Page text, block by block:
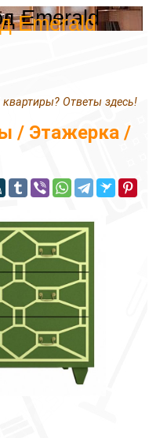
Emerald
Emerald
Ответы здесь!
/ Этажерка /